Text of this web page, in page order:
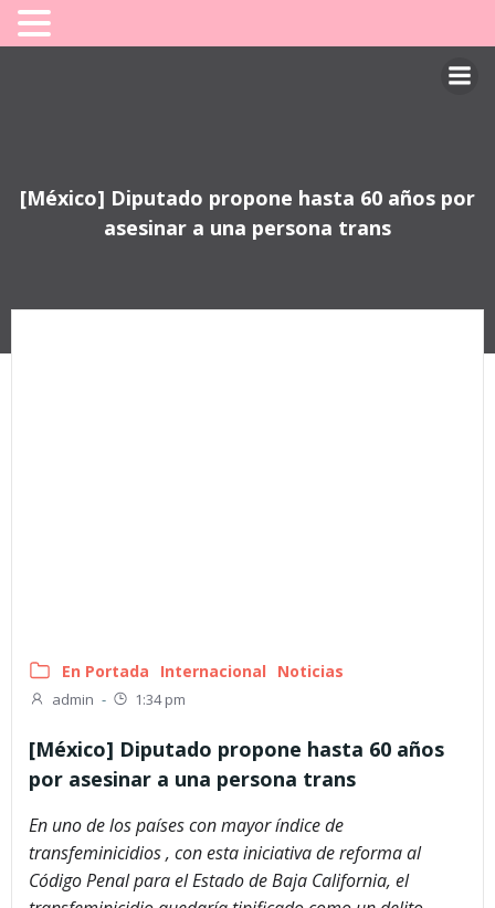
[México] Diputado propone hasta 60 años por
asesinar a una persona trans
En Portada Internacional Noticias
admin - 1:34 pm
[México] Diputado propone hasta 60 años
por asesinar a una persona trans
En uno de los países con mayor índice de
transfeminicidios , con esta iniciativa de reforma al
Código Penal para el Estado de Baja California, el